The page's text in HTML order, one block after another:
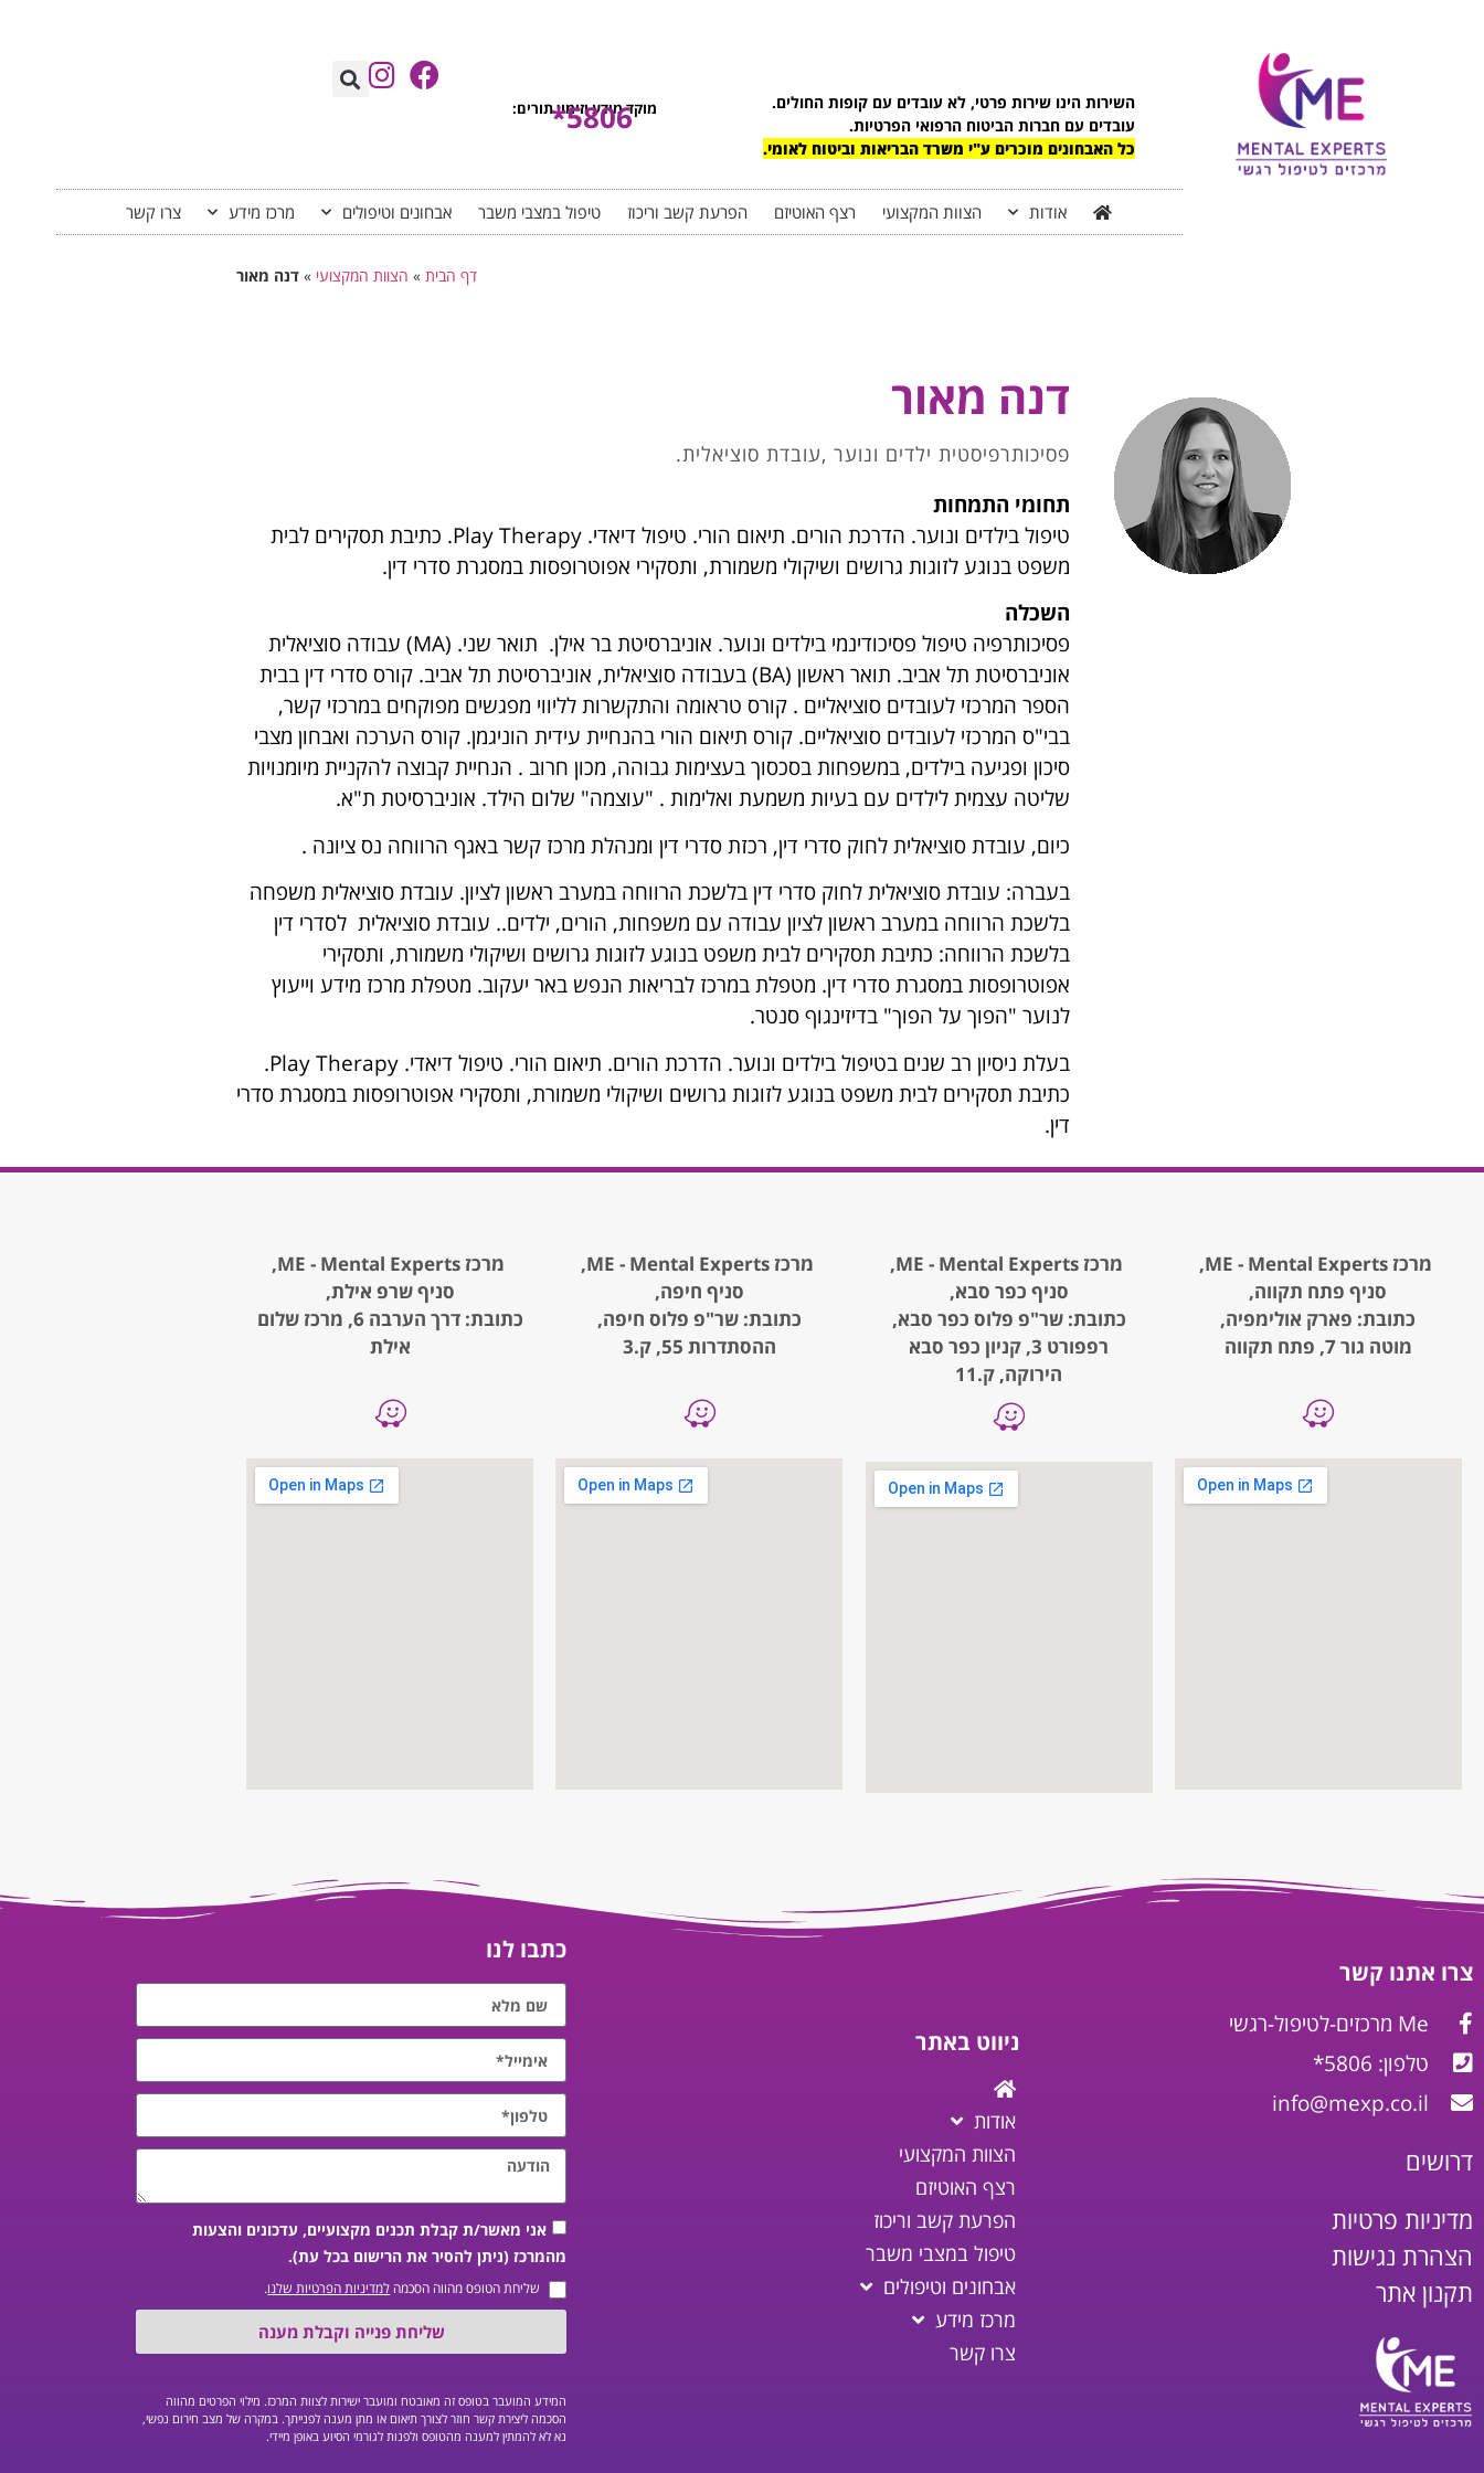
השירות הינו שירות פרטי, לא עובדים עם קופות החולים.
עובדים עם חברות הביטוח הרפואי הפרטיות.
כל האבחונים מוכרים ע"י משרד הבריאות וביטוח לאומי.
מוקד מידע וזימון תורים:
5806*
אודות הצוות המקצועי רצף האוטיזם הפרעת קשב וריכוז טיפול במצבי משבר אבחונים וטיפולים מרכז מידע צרו קשר
דף הבית » הצוות המקצועי » דנה מאור
דנה מאור
פסיכותרפיסטית ילדים ונוער ,עובדת סוציאלית.
תחומי התמחות
טיפול בילדים ונוער. הדרכת הורים. תיאום הורי. טיפול דיאדי. Play Therapy. כתיבת תסקירים לבית
משפט בנוגע לזוגות גרושים ושיקולי משמורת, ותסקירי אפוטרופסות במסגרת סדרי דין.
השכלה
פסיכותרפיה טיפול פסיכודינמי בילדים ונוער. אוניברסיטת בר אילן. תואר שני. (MA) עבודה סוציאלית
אוניברסיטת תל אביב. תואר ראשון (BA) בעבודה סוציאלית, אוניברסיטת תל אביב. קורס סדרי דין בבית
הספר המרכזי לעובדים סוציאליים . קורס טראומה והתקשרות לליווי מפגשים מפוקחים במרכזי קשר,
בבי"ס המרכזי לעובדים סוציאליים. קורס תיאום הורי בהנחיית עידית הוניגמן. קורס הערכה ואבחון מצבי
סיכון ופגיעה בילדים, במשפחות בסכסוך בעצימות גבוהה, מכון חרוב . הנחיית קבוצה להקניית מיומנויות
שליטה עצמית לילדים עם בעיות משמעת ואלימות . "עוצמה" שלום הילד. אוניברסיטת ת"א.
כיום, עובדת סוציאלית לחוק סדרי דין, רכזת סדרי דין ומנהלת מרכז קשר באגף הרווחה נס ציונה .
בעברה: עובדת סוציאלית לחוק סדרי דין בלשכת הרווחה במערב ראשון לציון. עובדת סוציאלית משפחה
בלשכת הרווחה במערב ראשון לציון עבודה עם משפחות, הורים, ילדים.. עובדת סוציאלית לסדרי דין
בלשכת הרווחה: כתיבת תסקירים לבית משפט בנוגע לזוגות גרושים ושיקולי משמורת, ותסקירי
אפוטרופסות במסגרת סדרי דין. מטפלת במרכז לבריאות הנפש באר יעקוב. מטפלת מרכז מידע וייעוץ
לנוער "הפוך על הפוך" בדיזינגוף סנטר.
בעלת ניסיון רב שנים בטיפול בילדים ונוער. הדרכת הורים. תיאום הורי. טיפול דיאדי. Play Therapy.
כתיבת תסקירים לבית משפט בנוגע לזוגות גרושים ושיקולי משמורת, ותסקירי אפוטרופסות במסגרת סדרי
דין.
מרכז ME - Mental Experts,
סניף פתח תקווה,
כתובת: פארק אולימפיה,
מוטה גור 7, פתח תקווה
מרכז ME - Mental Experts,
סניף כפר סבא,
כתובת: שר"פ פלוס כפר סבא,
רפפורט 3, קניון כפר סבא
הירוקה, ק.11
מרכז ME - Mental Experts,
סניף חיפה,
כתובת: שר"פ פלוס חיפה,
ההסתדרות 55, ק.3
מרכז ME - Mental Experts,
סניף שרפ אילת,
כתובת: דרך הערבה 6, מרכז שלום
אילת
צרו אתנו קשר
Me מרכזים-לטיפול-רגשי
טלפון: 5806*
info@mexp.co.il
דרושים
מדיניות פרטיות
הצהרת נגישות
תקנון אתר
ניווט באתר
אודות
הצוות המקצועי
רצף האוטיזם
הפרעת קשב וריכוז
טיפול במצבי משבר
אבחונים וטיפולים
מרכז מידע
צרו קשר
כתבו לנו
אני מאשר/ת קבלת תכנים מקצועיים, עדכונים והצעות
מהמרכז (ניתן להסיר את הרישום בכל עת).
שליחת הטופס מהווה הסכמה למדיניות הפרטיות שלנו.
שליחת פנייה וקבלת מענה
המידע המועבר בטופס זה מאובטח ומועבר ישירות לצוות המרכז. מילוי הפרטים מהווה
הסכמה ליצירת קשר חוזר לצורך תיאום או מתן מענה לפנייתך. במקרה של מצב חירום נפשי,
נא לא להמתין למענה מהטופס ולפנות לגורמי הסיוע באופן מיידי.